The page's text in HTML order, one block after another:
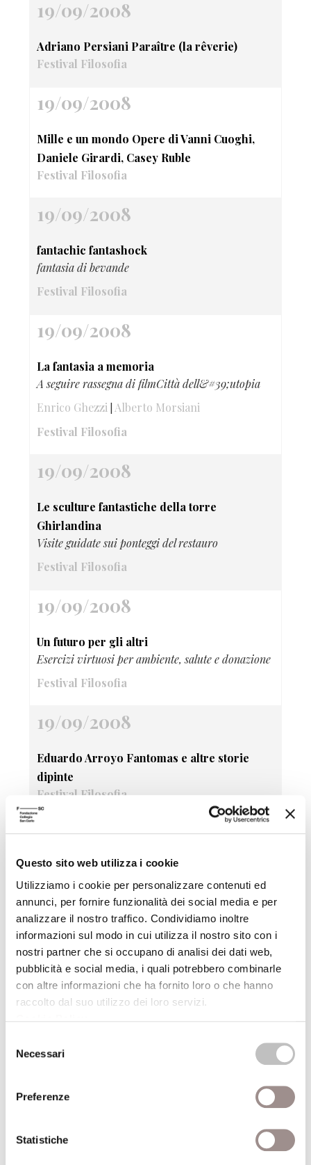
Questo sito web utilizza i cookie
Utilizziamo i cookie per personalizzare contenuti ed
annunci, per fornire funzionalità dei social media e per
analizzare il nostro traffico. Condividiamo inoltre
informazioni sul modo in cui utilizza il nostro sito con i
nostri partner che si occupano di analisi dei dati web,
pubblicità e social media, i quali potrebbero combinarle
con altre informazioni che ha fornito loro o che hanno
raccolto dal suo utilizzo dei loro servizi.
delNecessari
Preferenze
Statistiche
19/09/2008
Adriano Persiani Paraître (la rêverie)
Festival Filosofia
19/09/2008
Mille e un mondo Opere di Vanni Cuoghi,
Daniele Girardi, Casey Ruble
Festival Filosofia
19/09/2008
fantachic fantashock
fantasia di bevande
Festival Filosofia
19/09/2008
La fantasia a memoria
A seguire rassegna di filmCittà dell&#39;utopia
Enrico Ghezzi Alberto Morsiani
Festival Filosofia
19/09/2008
Le sculture fantastiche della torre
Ghirlandina
Visite guidate sui ponteggi del restauro
Festival Filosofia
19/09/2008
Un futuro per gli altri
Esercizi virtuosi per ambiente, salute e donazione
Festival Filosofia
19/09/2008
Eduardo Arroyo Fantomas e altre storie
dipinte
Festival Filosofia
19/09/2008
Patto di sale Comics e disegni fantastici del
Gruppo Canicola
Festival Filosofia
19/09/2008
Attraverso la finestra Fotografie di Giorgio
Barrera
19/09/2008
Fantasia come progetto
19/09/2008